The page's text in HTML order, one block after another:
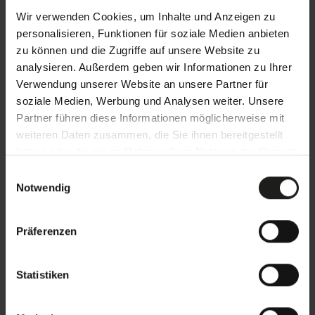
Wir verwenden Cookies, um Inhalte und Anzeigen zu
personalisieren, Funktionen für soziale Medien anbieten
zu können und die Zugriffe auf unsere Website zu
analysieren. Außerdem geben wir Informationen zu Ihrer
Verwendung unserer Website an unsere Partner für
soziale Medien, Werbung und Analysen weiter. Unsere
Partner führen diese Informationen möglicherweise mit
weiteren Daten zusammen, die Sie ihnen bereitgestellt
Notwendig
Präferenzen
Statistiken